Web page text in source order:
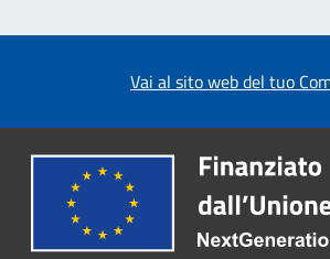
Vai al sito web del tuo